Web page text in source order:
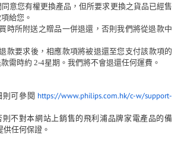
意您有權更換產品，但所要求更換之貨品已經售
給您。
時所附送之贈品一併退還，否則我們將從退款中
款要求後，相應款項將被退還至您支付該款項的
需時約 2-4星期。我們將不會退還任何運費。
則可參閱 https://www.philips.com.hk/c-w/support-
則不對本網站上銷售的飛利浦品牌家電產品的備
供任何保證。